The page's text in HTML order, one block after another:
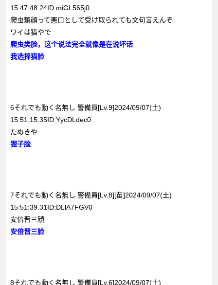
15:47:48.24ID:miGL565j0
爬虫類顔って悪口として受け取られても文句言えんぞ
ワイは猫やで
爬虫类脸，这个说法完全就像是在说坏话
我选择猫脸
6それでも動く名無し 警備員[Lv.9]2024/09/07(土)
15:51:15.35ID:YycDLdec0
たぬきや
狸子脸
7それでも動く名無し 警備員[Lv.8][苗]2024/09/07(土)
15:51:39.31ID:DLlA7FGV0
安倍晋三顔
安倍晋三脸
8それでも動く名無し 警備員[Lv.6]2024/09/07(土)